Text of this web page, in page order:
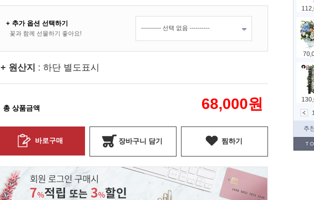
+ 추가 옵션 선택하기
꽃과 함께 선물하기 좋아요!
+ 원산지 : 하단 별도표시
총 상품금액 68,000원
바로구매 장바구니 담기 찜하기